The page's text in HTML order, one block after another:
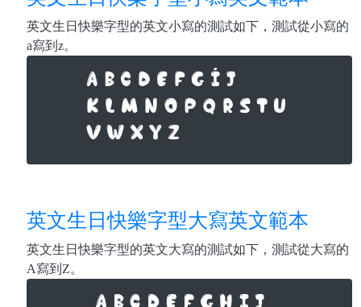
英文生日快樂字型的英文小寫的測試如下，測試從小寫的
a寫到z。
英文生日快樂字型大寫英文範本
英文生日快樂字型的英文大寫的測試如下，測試從大寫的
A寫到Z。